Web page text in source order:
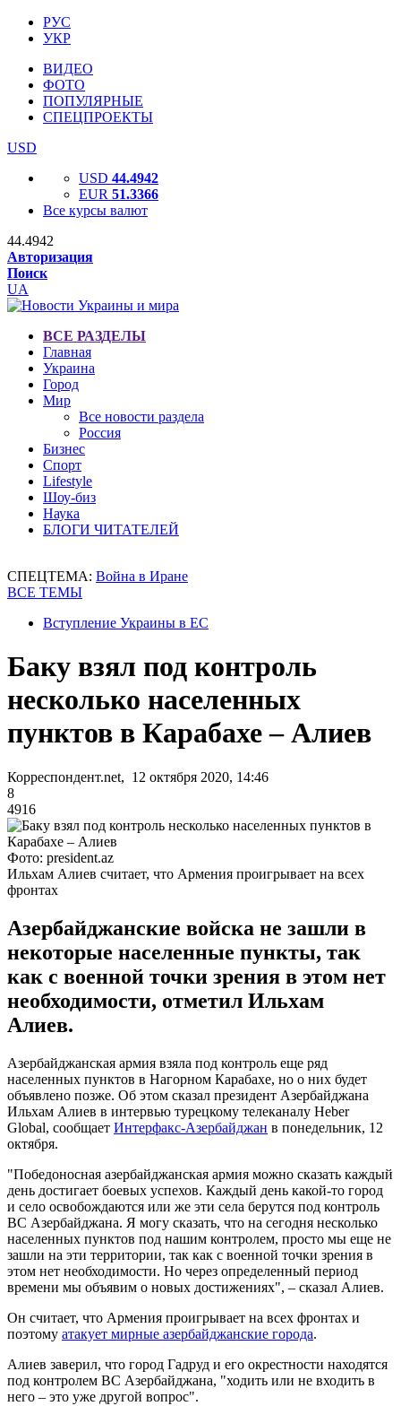
РУС
УКР
ВИДЕО
ФОТО
ПОПУЛЯРНЫЕ
СПЕЦПРОЕКТЫ
USD
USD 44.4942
EUR 51.3366
Все курсы валют
44.4942
Авторизация
Поиск
UA
ВСЕ РАЗДЕЛЫ
Главная
Украина
Город
Мир
Все новости раздела
Россия
Бизнес
Спорт
Lifestyle
Шоу-биз
Наука
БЛОГИ ЧИТАТЕЛЕЙ
СПЕЦТЕМА: Война в Иране
ВСЕ ТЕМЫ
Вступление Украины в ЕС
Баку взял под контроль
несколько населенных
пунктов в Карабахе – Алиев
Корреспондент.net, 12 октября 2020, 14:46
8
4916
Фото: president.az
Ильхам Алиев считает, что Армения проигрывает на всех
фронтах
Азербайджанские войска не зашли в
некоторые населенные пункты, так
как с военной точки зрения в этом нет
необходимости, отметил Ильхам
Алиев.
Азербайджанская армия взяла под контроль еще ряд
населенных пунктов в Нагорном Карабахе, но о них будет
объявлено позже. Об этом сказал президент Азербайджана
Ильхам Алиев в интервью турецкому телеканалу Heber
Global, сообщает Интерфакс-Азербайджан в понедельник, 12
октября.
"Победоносная азербайджанская армия можно сказать каждый
день достигает боевых успехов. Каждый день какой-то город
и село освобождаются или же эти села берутся под контроль
ВС Азербайджана. Я могу сказать, что на сегодня несколько
населенных пунктов под нашим контролем, просто мы еще не
зашли на эти территории, так как с военной точки зрения в
этом нет необходимости. Но через определенный период
времени мы объявим о новых достижениях", – сказал Алиев.
Он считает, что Армения проигрывает на всех фронтах и
поэтому атакует мирные азербайджанские города.
Алиев заверил, что город Гадруд и его окрестности находятся
под контролем ВС Азербайджана, "ходить или не входить в
него – это уже другой вопрос".